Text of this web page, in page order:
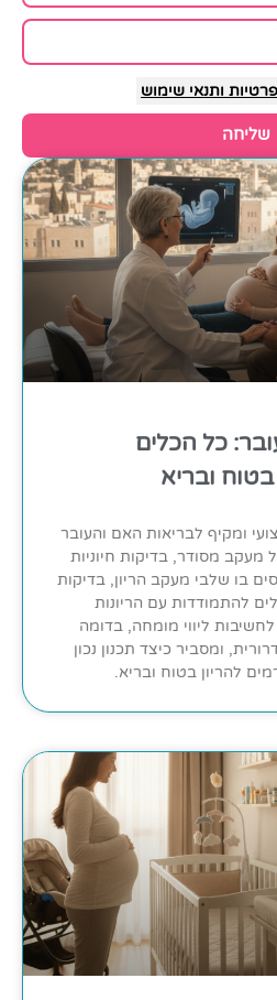
ותנאי שימוש
שליחה
כל הכלים
בטוח ובריא
ומקיף לבריאות האם והעובר
מעקב מסודר, בדיקות חיוניות
בו שלבי מעקב הריון, בדיקות
להתמודדות עם הריונות
ליווי מומחה, בדומה
ומסביר כיצד תכנון נכון
להריון בטוח ובריא.